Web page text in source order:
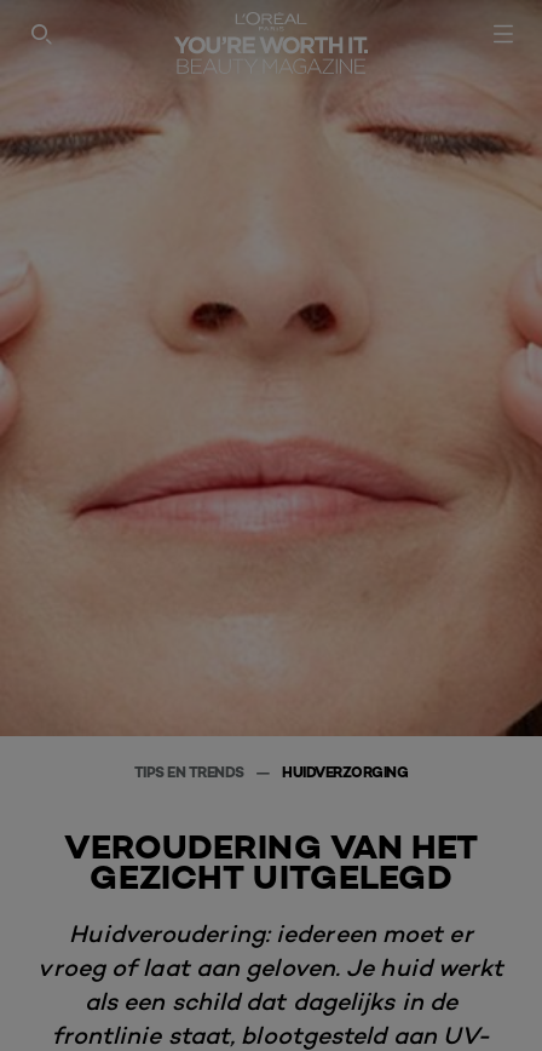
SEARCH THIS SITE
TIPS EN TRENDS HUIDVERZORGING
VEROUDERING VAN HET
GEZICHT UITGELEGD
Huidveroudering: iedereen moet er
vroeg of laat aan geloven. Je huid werkt
als een schild dat dagelijks in de
frontlinie staat, blootgesteld aan UV-